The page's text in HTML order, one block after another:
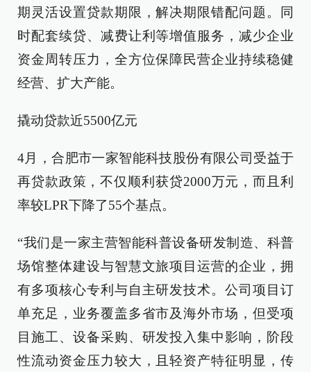
期灵活设置贷款期限，解决期限错配问题。同
时配套续贷、减费让利等增值服务，减少企业
资金周转压力，全方位保障民营企业持续稳健
经营、扩大产能。
撬动贷款近5500亿元
4月，合肥市一家智能科技股份有限公司受益于
再贷款政策，不仅顺利获贷2000万元，而且利
率较LPR下降了55个基点。
“我们是一家主营智能科普设备研发制造、科普
场馆整体建设与智慧文旅项目运营的企业，拥
有多项核心专利与自主研发技术。公司项目订
单充足，业务覆盖多省市及海外市场，但受项
目施工、设备采购、研发投入集中影响，阶段
性流动资金压力较大，且轻资产特征明显，传